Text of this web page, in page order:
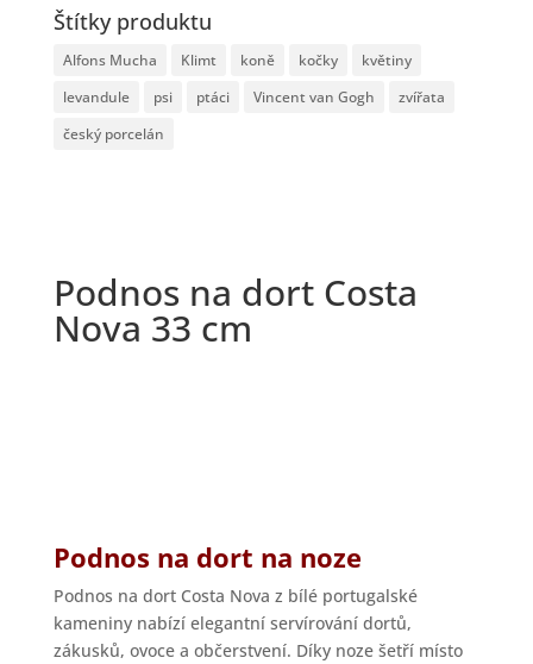
Štítky produktu
Alfons Mucha Klimt koně kočky
květiny
levandule
psi ptáci Vincent van Gogh
zvířata
český porcelán
Podnos na dort Costa
Nova 33 cm
Podnos na dort na noze
Podnos na dort Costa Nova z bílé portugalské
kameniny nabízí elegantní servírování dortů,
zákusků, ovoce a občerstvení. Díky noze šetří místo